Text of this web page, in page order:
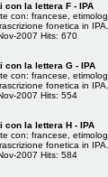
con la lettera F - IPA
con: francese,
fonetica in IPA.
2007 Hits: 670
con la lettera G - IPA
con: francese,
fonetica in IPA.
2007 Hits: 554
con la lettera H - IPA
con: francese,
fonetica in IPA.
2007 Hits: 584